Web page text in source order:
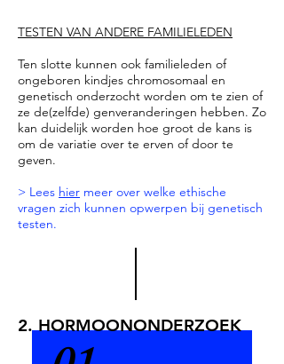
duplicaties en deleties in
genenmateriaal zijn in
verband gebracht met
leerproblemen, maar doen
dat niet per se bij iedereen.
niet altijd geweten is tot wat
toekomst. Het kan
anderzijds ook zijn dat er
genetische veranderingen
worden ontdekt, die wel
levensbedreigende
Bijvoorbeeld, er kan
vastgesteld wordt dat de
Uitgebreide genetische
screeningen kunnen dus
extra angst en onzekerheid
TESTEN VAN ANDERE FAMILIELEDEN
Ten slotte kunnen ook familieleden of
ongeboren kindjes chromosomaal en
genetisch onderzocht worden om te zien of
ze de(zelfde) genveranderingen hebben. Zo
kan duidelijk worden hoe groot de kans is
om de variatie over te erven of door te
geven.
> Lees hier meer over welke ethische
vragen zich kunnen opwerpen bij genetisch
testen.
2. HORMOONONDERZOEK